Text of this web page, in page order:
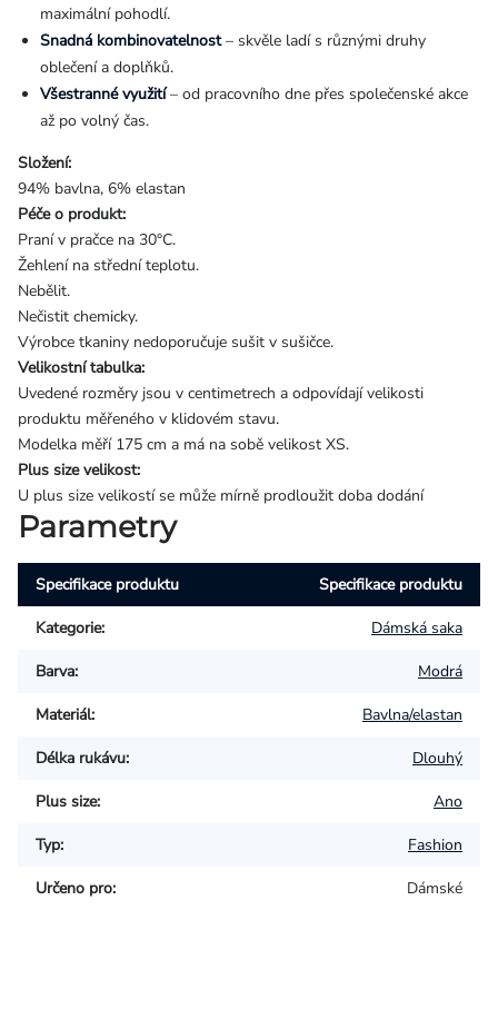
maximální pohodlí.
Snadná kombinovatelnost– skvěle ladí s různými druhy
oblečení a doplňků.
Všestranné využití– od pracovního dne přes společenské akce
až po volný čas.
Složení:
94% bavlna, 6% elastan
Péče o produkt:
Praní v pračce na 30°C.
Žehlení na střední teplotu.
Nebělit.
Nečistit chemicky.
Výrobce tkaniny nedoporučuje sušit v sušičce.
Velikostní tabulka:
Uvedené rozměry jsou v centimetrech a odpovídají velikosti
produktu měřeného v klidovém stavu.
Modelka měří 175 cm a má na sobě velikost XS.
Plus size velikost:
U plus size velikostí se může mírně prodloužit doba dodání
Parametry
Specifikace produktu Specifikace produktu
Kategorie: Dámská saka
Barva: Modrá
Materiál: Bavlna/elastan
Délka rukávu: Dlouhý
Plus size: Ano
Typ: Fashion
Určeno pro: Dámské